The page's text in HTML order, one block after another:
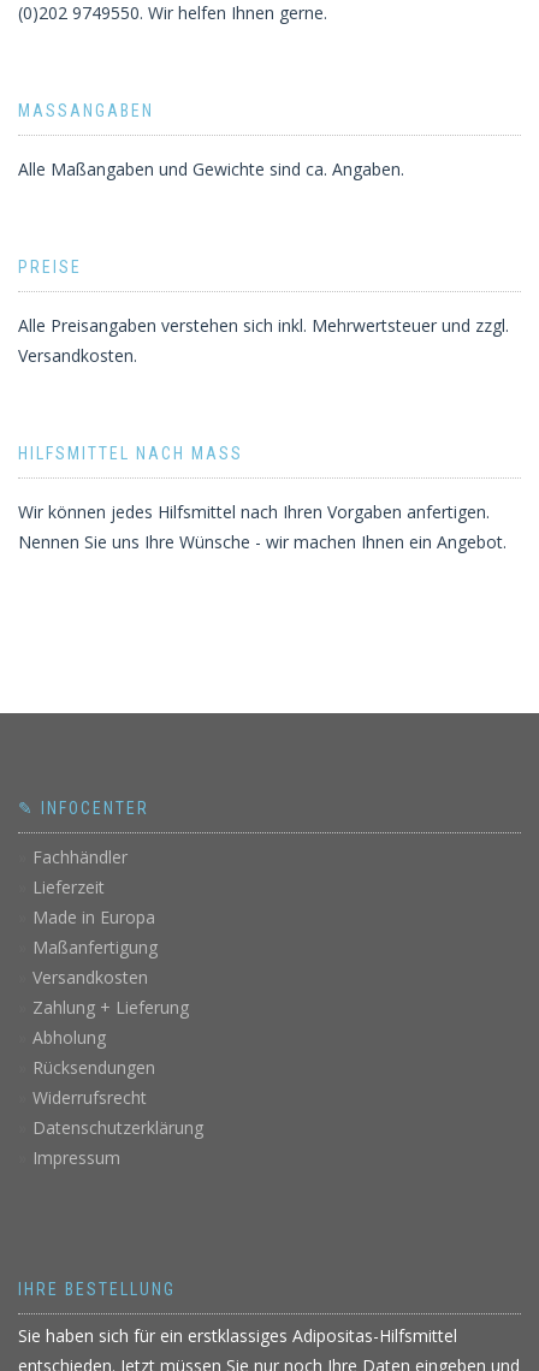
(0)202 9749550. Wir helfen Ihnen gerne.
MASSANGABEN
Alle Maßangaben und Gewichte sind ca. Angaben.
PREISE
Alle Preisangaben verstehen sich inkl. Mehrwertsteuer und zzgl.
Versandkosten.
HILFSMITTEL NACH MASS
Wir können jedes Hilfsmittel nach Ihren Vorgaben anfertigen.
Nennen Sie uns Ihre Wünsche - wir machen Ihnen ein Angebot.
✎ INFOCENTER
Fachhändler
Lieferzeit
Made in Europa
Maßanfertigung
Versandkosten
Zahlung + Lieferung
Abholung
Rücksendungen
Widerrufsrecht
Datenschutzerklärung
Impressum
IHRE BESTELLUNG
Sie haben sich für ein erstklassiges Adipositas-Hilfsmittel
entschieden. Jetzt müssen Sie nur noch Ihre Daten eingeben und